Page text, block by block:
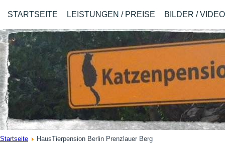
STARTSEITE LEISTUNGEN / PREISE BILDER /
Startseite HausTierpension Berlin Prenzlauer Berg